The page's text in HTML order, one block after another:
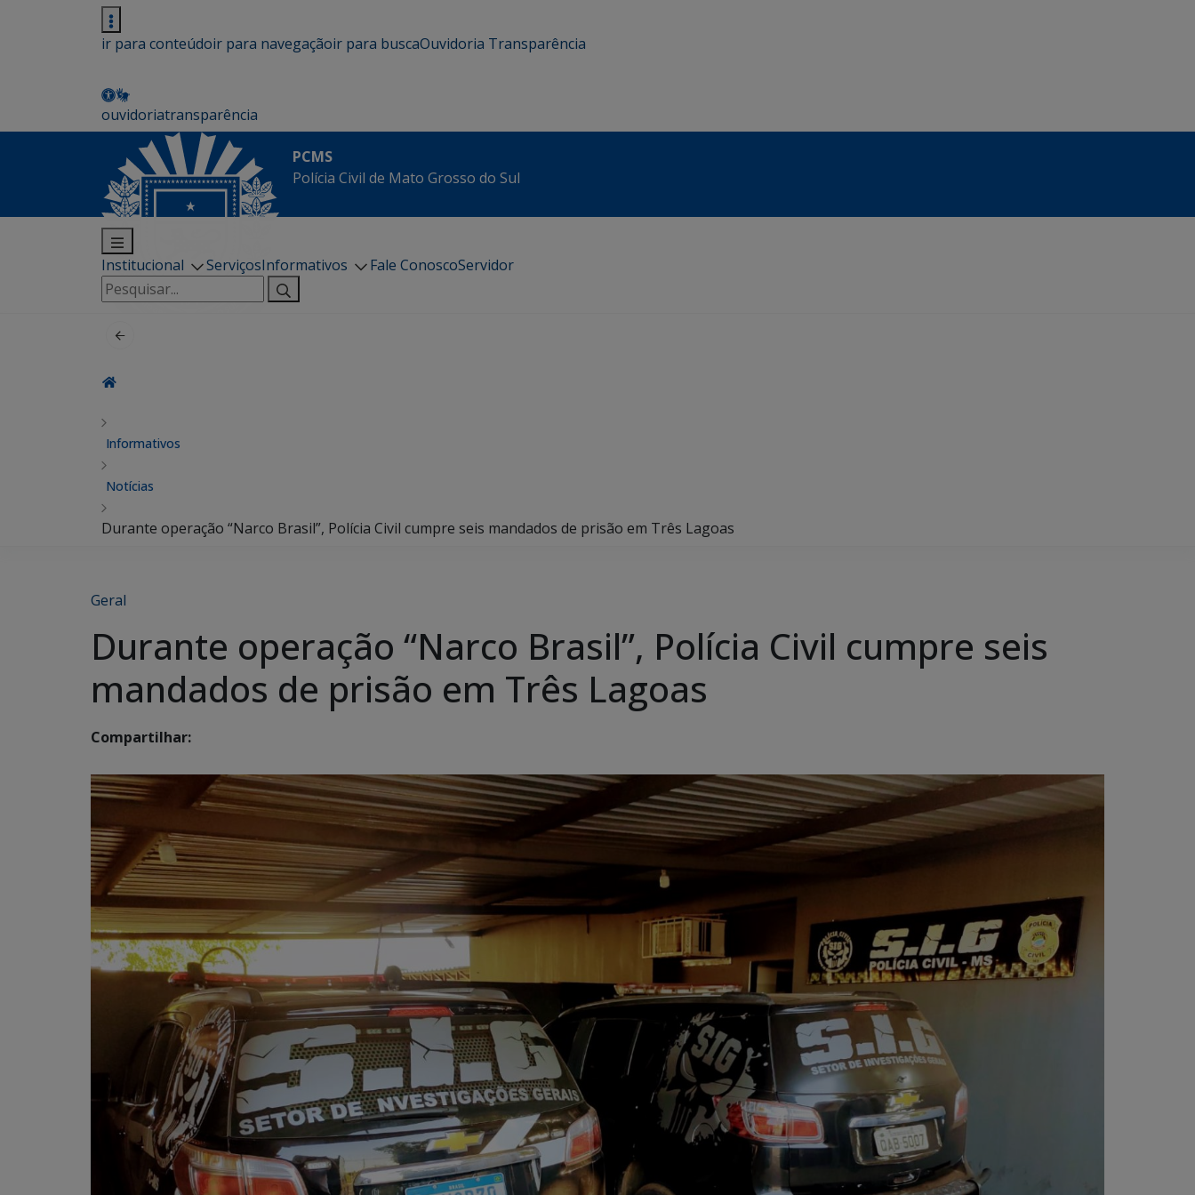
ir para conteúdoir para navegaçãoir para buscaOuvidoria Transparência
ouvidoriatransparência
PCMS
Polícia Civil de Mato Grosso do Sul
Institucional ServiçosInformativos Fale ConoscoServidor
Pesquisar
por:
Informativos
Notícias
Durante operação “Narco Brasil”, Polícia Civil cumpre seis mandados de prisão em Três Lagoas
Geral
Durante operação “Narco Brasil”, Polícia Civil cumpre seis
mandados de prisão em Três Lagoas
Compartilhar: